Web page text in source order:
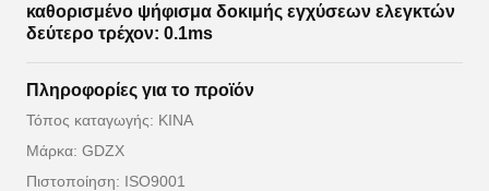
καθορισμένο ψήφισμα δοκιμής εγχύσεων ελεγκτών
δεύτερο τρέχον: 0.1ms
Πληροφορίες για το προϊόν
Τόπος καταγωγής: ΚΙΝΑ
Μάρκα: GDZX
Πιστοποίηση: ISO9001